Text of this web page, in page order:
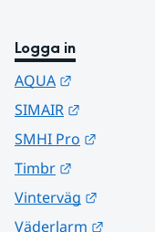
Logga in
AQUA
SIMAIR
SMHI Pro
Timbr
Vinterväg
Väderlarm